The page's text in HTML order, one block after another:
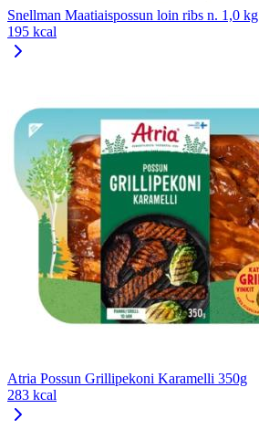
Snellman Maatiaispossun loin ribs n. 1,0 kg
195 kcal
Atria Possun Grillipekoni Karamelli 350g
283 kcal